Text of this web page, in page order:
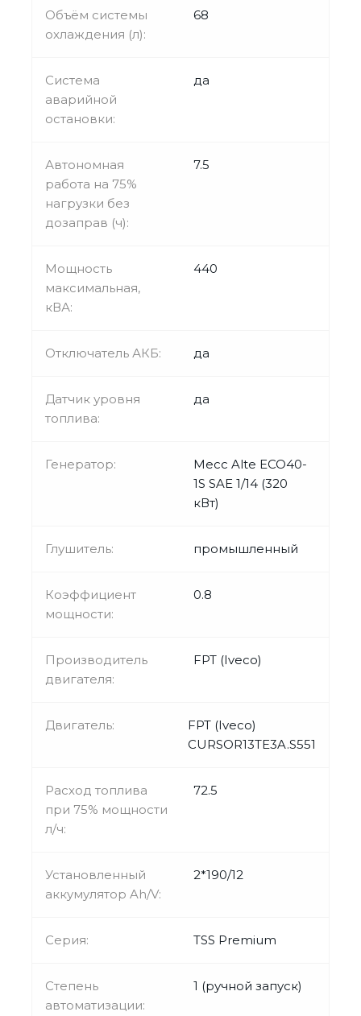
Объём системы
охлаждения (л):
68
Система
аварийной
остановки:
да
Автономная
работа на 75%
нагрузки без
дозаправ (ч):
7.5
Мощность
максимальная,
кВА:
440
Отключатель АКБ: да
Датчик уровня
топлива:
да
Генератор:
Mecc Alte ECO40-
1S SAE 1/14 (320
кВт)
Глушитель: промышленный
Коэффициент
мощности:
0.8
Производитель
двигателя:
FPT (Iveco)
Двигатель:
FPT (Iveco)
CURSOR13TE3A.S551
Расход топлива
при 75% мощности
л/ч:
72.5
Установленный
аккумулятор Ah/V:
2*190/12
Серия: TSS Premium
Степень
автоматизации:
1 (ручной запуск)